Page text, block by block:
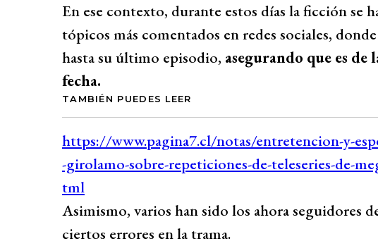
En ese contexto, durante estos días la ficción se
tópicos más comentados en redes sociales,
hasta su último episodio, asegurando que es de
fecha.
TAMBIÉN PUEDES LEER
Asimismo, varios han sido los ahora seguidores
ciertos errores en la trama.